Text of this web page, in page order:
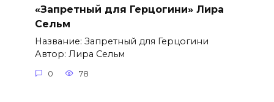
«Запретный для Герцогини» Лира
Сельм
Название: Запретный для Герцогини
Автор: Лира Сельм
0 78